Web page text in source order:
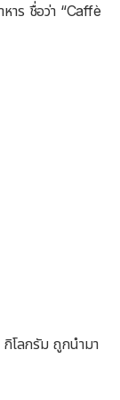
าร ชื่อว่า “Caffè
โลกรัม ถูกนำมา